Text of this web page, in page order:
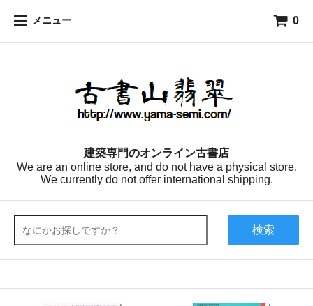
メニュー 0
建築専門のオンライン古書店
We are an online store, and do not have a physical store.
We currently do not offer international shipping.
検索